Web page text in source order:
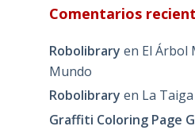
Comentarios
Robolibrary en El Árbol
Mundo
Robolibrary en La Taiga
Graffiti Coloring Page